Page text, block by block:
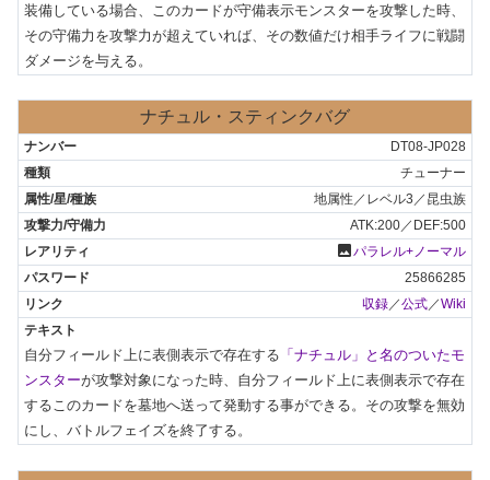
装備している場合、このカードが守備表示モンスターを攻撃した時、
その守備力を攻撃力が超えていれば、その数値だけ相手ライフに戦闘
ダメージを与える。
ナチュル・スティンクバグ
DT08-JP028
チューナー
地属性／レベル3／昆虫族
ATK:200／DEF:500
photoパラレル+ノーマル
25866285
収録／公式／Wiki
自分フィールド上に表側表示で存在する 「ナチュル」と名のついたモ
ンスターが攻撃対象になった時、自分フィールド上に表側表示で存在
するこのカードを墓地へ送って発動する事ができる。その攻撃を無効
にし、バトルフェイズを終了する。